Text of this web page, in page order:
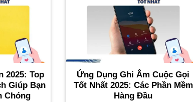
2025: Top
Giúp Bạn
Chóng
Ứng Dụng Ghi Âm Cuộc Gọi
Tốt Nhất 2025: Các Phần Mềm
Hàng Đầu